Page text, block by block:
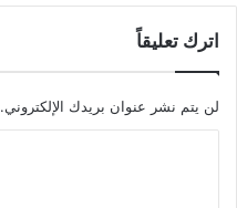
اترك تعليقاً
لن يتم نشر عنوان بريدك الإلكتروني.